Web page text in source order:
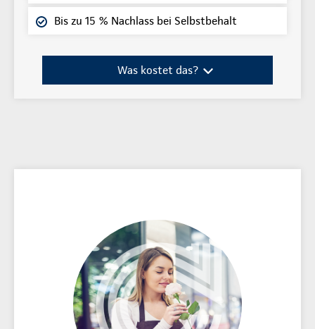
Bis zu 15 % Nachlass bei Selbstbehalt
Was kostet das?